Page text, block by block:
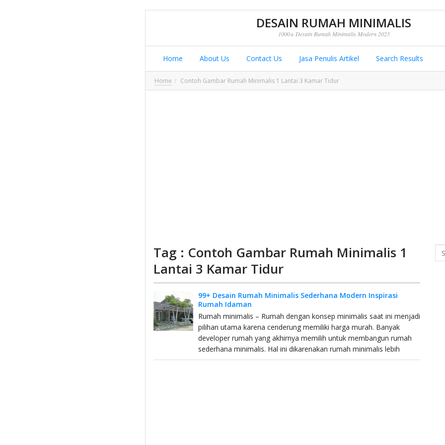
DESAIN RUMAH MINIMALIS
1000+ Desain Rumah Minimalis Modern 2025
Home About Us Contact Us Jasa Penulis Artikel Search Results
Home Contoh Gambar Rumah Minimalis 1 Lantai 3 Kamar Tidur
Tag : Contoh Gambar Rumah Minimalis 1
Lantai 3 Kamar Tidur
99+ Desain Rumah Minimalis Sederhana Modern Inspirasi
Rumah Idaman
Rumah minimalis – Rumah dengan konsep minimalis saat ini menjadi
pilihan utama karena cenderung memiliki harga murah. Banyak
developer rumah yang akhirnya memilih untuk membangun rumah
sederhana minimalis. Hal ini dikarenakan rumah minimalis lebih